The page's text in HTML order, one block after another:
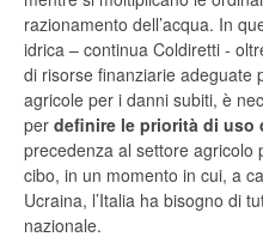
razionamento dell’acqua. In
idrica – continua Coldiretti -
di risorse finanziarie adeguate
agricole per i danni subiti, è
per definire le priorità di uso
precedenza al settore agricolo
cibo, in un momento in cui, a
Ucraina, l’Italia ha bisogno di
nazionale.